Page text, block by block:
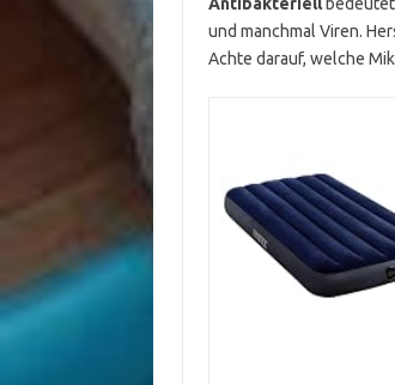
und manchmal Viren.
Achte darauf, welche